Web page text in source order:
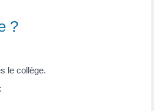
?
le collège.